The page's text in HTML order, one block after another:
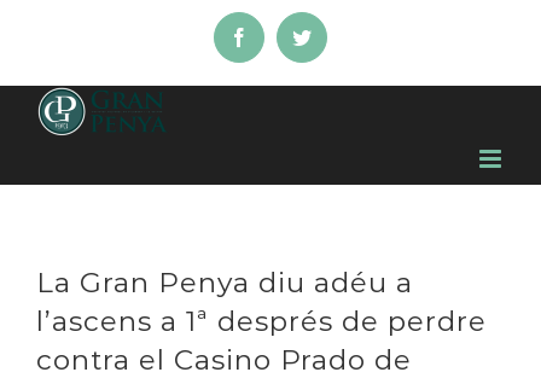
content
FacebookTwitter
La Gran Penya diu adéu a
l’ascens a 1ª després de perdre
contra el Casino Prado de